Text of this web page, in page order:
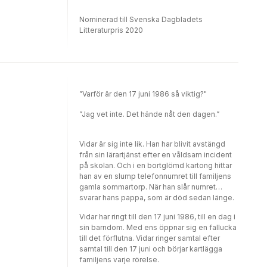
Nominerad till Svenska Dagbladets
Litteraturpris 2020
”Varför är den 17 juni 1986 så viktig?"
”Jag vet inte. Det hände nåt den dagen.”
Vidar är sig inte lik. Han har blivit avstängd
från sin lärartjänst efter en våldsam incident
på skolan. Och i en bortglömd kartong hittar
han av en slump telefonnumret till familjens
gamla sommartorp. När han slår numret
svarar hans pappa, som är död sedan länge.
Vidar har ringt till den 17 juni 1986, till en dag i
sin barndom. Med ens öppnar sig en fallucka
till det förflutna. Vidar ringer samtal efter
samtal till den 17 juni och börjar kartlägga
familjens varje rörelse.